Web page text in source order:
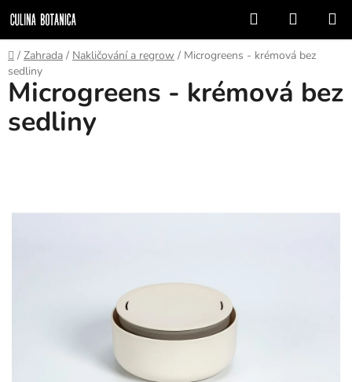
na
obsah
Hledat
KOŠÍK
Domů
/ Zahrada / Nakličování a regrow / Microgreens - krémová bez
sedliny
Microgreens - krémová bez
sedliny